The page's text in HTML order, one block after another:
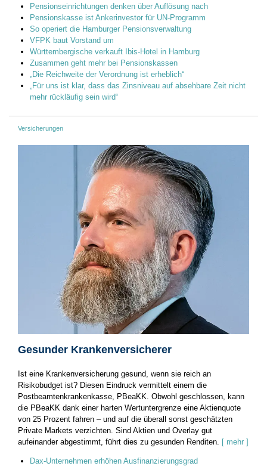
Pensionseinrichtungen denken über Auflösung nach
Pensionskasse ist Ankerinvestor für UN-Programm
So operiert die Hamburger Pensionsverwaltung
VFPK baut Vorstand um
Württembergische verkauft Ibis-Hotel in Hamburg
Zusammen geht mehr bei Pensionskassen
„Die Reichweite der Verordnung ist erheblich“
„Für uns ist klar, dass das Zinsniveau auf absehbare Zeit nicht
mehr rückläufig sein wird“
Versicherungen
Gesunder Krankenversicherer
Ist eine Krankenversicherung gesund, wenn sie reich an
Risikobudget ist? Diesen Eindruck vermittelt einem die
Postbeamtenkrankenkasse, PBeaKK. Obwohl geschlossen, kann
die PBeaKK dank einer harten Wertuntergrenze eine Aktienquote
von 25 Prozent fahren – und auf die überall sonst geschätzten
Private Markets verzichten. Sind Aktien und Overlay gut
aufeinander abgestimmt, führt dies zu gesunden Renditen. [ mehr ]
Dax-Unternehmen erhöhen Ausfinanzierungsgrad